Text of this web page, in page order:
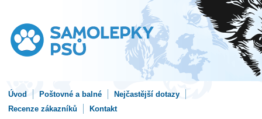
Úvod Poštovné a balné
Nejčastější dotazy
Recenze zákazníků
Kontakt